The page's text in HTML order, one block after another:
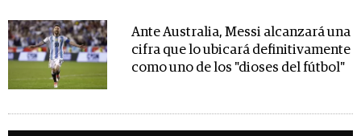
Ante Australia, Messi alcanzará una
cifra que lo ubicará definitivamente
como uno de los "dioses del fútbol"